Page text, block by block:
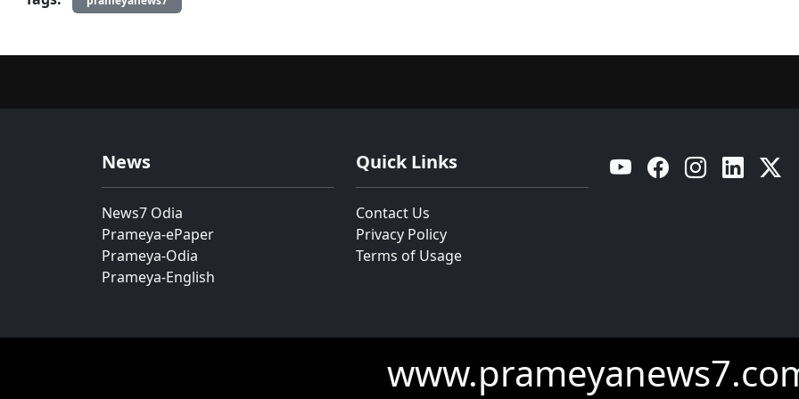
News
News7 Odia
Prameya-ePaper
Prameya-Odia
Prameya-English
Quick Links
Contact Us
Privacy Policy
Terms of Usage
YouTube Facebook Instagram